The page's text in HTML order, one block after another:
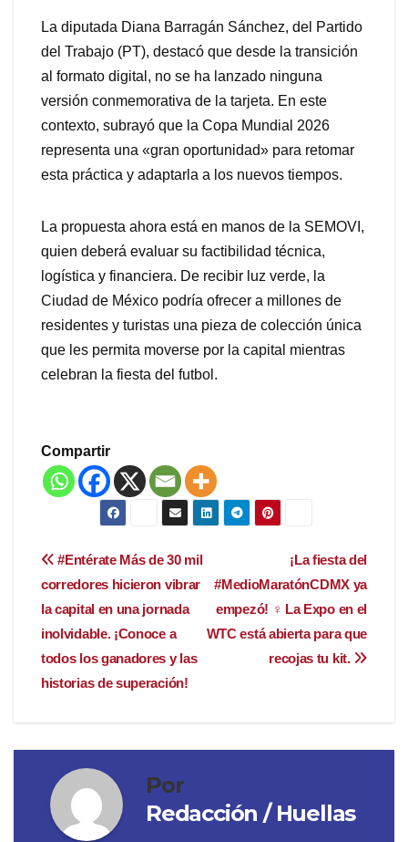
La diputada Diana Barragán Sánchez, del Partido
del Trabajo (PT), destacó que desde la transición
al formato digital, no se ha lanzado ninguna
versión conmemorativa de la tarjeta. En este
contexto, subrayó que la Copa Mundial 2026
representa una «gran oportunidad» para retomar
esta práctica y adaptarla a los nuevos tiempos.
La propuesta ahora está en manos de la SEMOVI,
quien deberá evaluar su factibilidad técnica,
logística y financiera. De recibir luz verde, la
Ciudad de México podría ofrecer a millones de
residentes y turistas una pieza de colección única
que les permita moverse por la capital mientras
celebran la fiesta del futbol.
Compartir
Navegación
de
entradas
¡La fiesta del
#MedioMaratónCDMX ya
empezó! ‍♀️ La Expo en el
WTC está abierta para que
recojas tu kit.
#Entérate Más de 30 mil
corredores hicieron vibrar
la capital en una jornada
inolvidable. ¡Conoce a
todos los ganadores y las
historias de superación!
Por
Redacción / Huellas